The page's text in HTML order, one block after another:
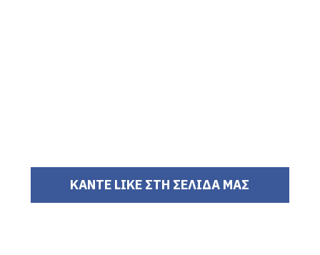
ΚΑΝΤΕ LIKE ΣΤΗ ΣΕΛΙΔΑ ΜΑΣ